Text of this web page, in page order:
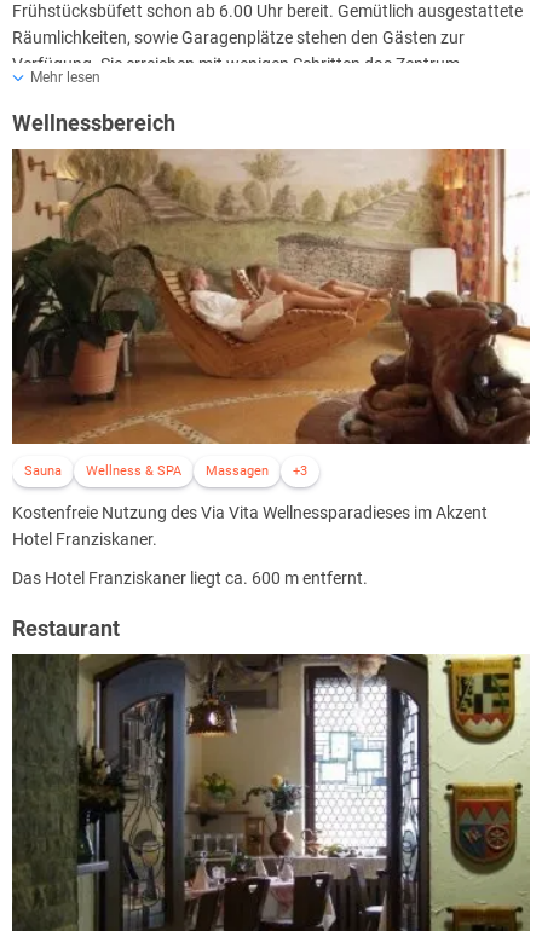
Frühstücksbüfett schon ab 6.00 Uhr bereit. Gemütlich ausgestattete
Räumlichkeiten, sowie Garagenplätze stehen den Gästen zur
Verfügung. Sie erreichen mit wenigen Schritten das Zentrum.
Das Hotel bietet:
Frühstücksbüfett, Garagenplätze, nur Nichtraucherzimmer, 3
Gasträume für verschiedene Anlässe, Weinproben, Babybett,
fränkische Küche und eine hauseigene Konditorei mit vielen
Spezialitäten...., wie z. B. die "Muskatzinen"!
Mehr lesen
Wellnessbereich
Sauna Wellness & SPA Massagen +3
Kostenfreie Nutzung des Via Vita Wellnessparadieses im Akzent
Hotel Franziskaner.
Das Hotel Franziskaner liegt ca. 600 m entfernt.
Restaurant